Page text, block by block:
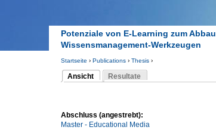
Potenziale von E-Learning zum
Wissensmanagement-Werkzeugen
Sie sind hier
Startseite › Publications› Thesis›
Ansicht
(aktiver Reiter)
Resultate
Abschluss (angestrebt):
Master - Educational Media